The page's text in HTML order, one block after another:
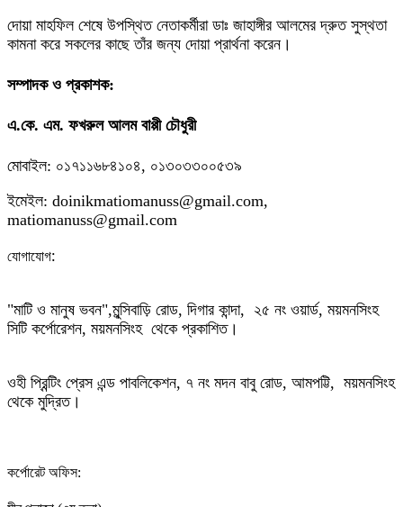
দোয়া মাহফিল শেষে উপস্থিত নেতাকর্মীরা ডাঃ জাহাঙ্গীর আলমের দ্রুত সুস্থতা
কামনা করে সকলের কাছে তাঁর জন্য দোয়া প্রার্থনা করেন।
সম্পাদক ও প্রকাশক:
এ.কে. এম. ফখরুল আলম বাপ্পী চৌধুরী
মোবাইল: ০১৭১১৬৮৪১০৪, ০১৩০৩৩০০৫৩৯
ইমেইল: doinikmatiomanuss@gmail.com,
matiomanuss@gmail.com
যোগাযোগ:
"মাটি ও মানুষ ভবন",মুন্সিবাড়ি রোড, দিগার কান্দা, ২৫ নং ওয়ার্ড, ময়মনসিংহ
সিটি কর্পোরেশন, ময়মনসিংহ থেকে প্রকাশিত।
ওহী প্রিন্টিং প্রেস এন্ড পাবলিকেশন, ৭ নং মদন বাবু রোড, আমপট্টি, ময়মনসিংহ
থেকে মুদ্রিত।
কর্পোরেট অফিস: